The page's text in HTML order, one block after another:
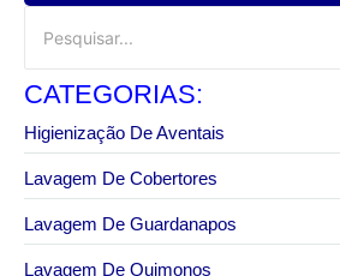
CATEGORIAS:
Higienização De Aventais
Lavagem De Cobertores
Lavagem De Guardanapos
Lavagem De Quimonos